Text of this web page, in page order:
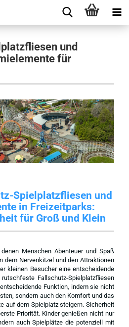
und
für
Spielplatzfliesen und
in Freizeitparks:
für Groß und Klein
Menschen Abenteuer und Spaß
dem Nervenkitzel und den Attraktionen
kleinen Besucher eine entscheidende
Fallschutz-Spielplatzfliesen
Funktion, indem sie nicht
sondern auch den Komfort und das
auf dem Spielplatz steigern. Sicherheit
Priorität. Kinder genießen nicht nur
auch Spielplätze die potenziell mit